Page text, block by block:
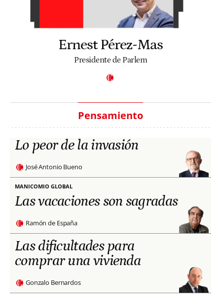
Ernest Pérez-Mas
Presidente de Parlem
Pensamiento
Lo peor de la invasión
José Antonio Bueno
MANICOMIO GLOBAL
Las vacaciones son sagradas
Ramón de España
Las dificultades para
comprar una vivienda
Gonzalo Bernardos